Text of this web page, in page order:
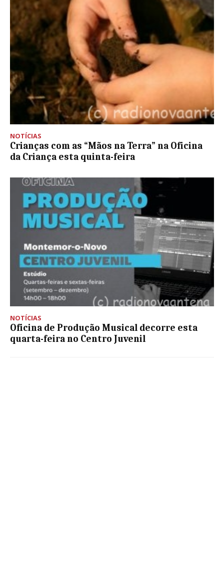
NOTÍCIAS
Crianças com as “Mãos na Terra” na Oficina
da Criança esta quinta-feira
NOTÍCIAS
Oficina de Produção Musical decorre esta
quarta-feira no Centro Juvenil